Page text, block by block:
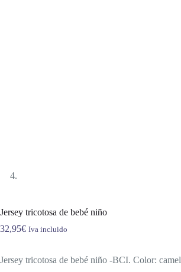
Jersey tricotosa de bebé niño
32,95€ Iva incluido
Jersey tricotosa de bebé niño -BCI. Color: camel